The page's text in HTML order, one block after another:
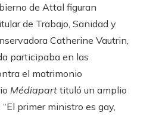
de Attal figuran
de Trabajo, Sanidad y
Catherine Vautrin,
participaba en las
el matrimonio
Médiapart tituló un amplio
primer ministro es gay,